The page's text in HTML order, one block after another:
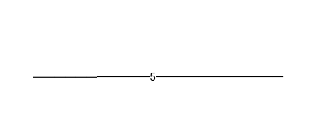
———————————5————————————